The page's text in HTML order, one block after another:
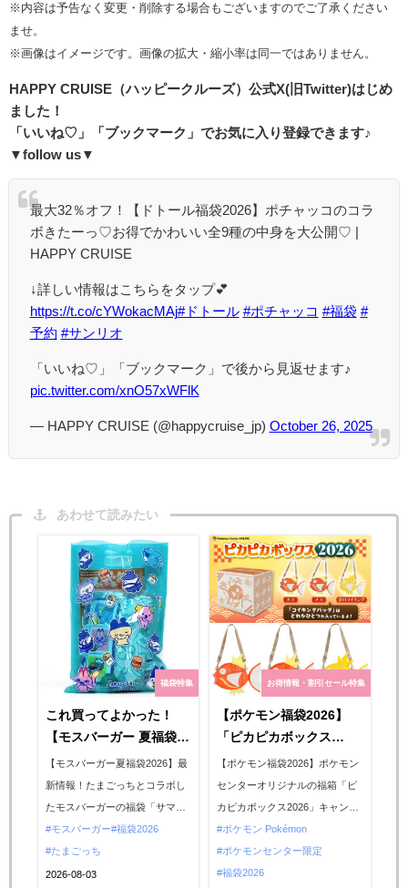
※内容は予告なく変更・削除する場合もございますのでご了承ください
ませ。
※画像はイメージです。画像の拡大・縮小率は同一ではありません。
HAPPY CRUISE（ハッピークルーズ） 公式X( 旧Twitter)はじめ
ました！
「いいね♡」「ブックマーク」でお気に入り登録できます♪
▼follow us▼
最大32％オフ！【ドトール福袋2026】ポチャッコのコラ
ボきたーっ♡お得でかわいい全9種の中身を大公開♡ |
HAPPY CRUISE
↓詳しい情報はこちらをタップ💕
https://t.co/cYWokacMAj#ドトール #ポチャッコ #福袋 #
予約 #サンリオ
「いいね♡」「ブックマーク」で後から見返せます♪
pic.twitter.com/xnO57xWFlK
— HAPPY CRUISE (@happycruise_jp) October 26, 2025
あわせて読みたい
福袋特集
これ買ってよかった！
【モスバーガー 夏福袋
2026】たまごっちグッズ
が実質無料！おトクでか
わいい中身を大公開♡
【モスバーガー夏福袋2026】最
新情報！たまごっちとコラボし
たモスバーガーの福袋「サマー
ラッキーバッグ」！予約購入で
ゲットしましたので詳しくレポ
します。販売相当額のお食事券
モスバーガー 福袋2026
たまごっち
2026-08-03
お得情報・割引セール特集
【ポケモン福袋2026】
「ピカピカボックス
2026」キャンセル分の再
販きたー♡ポケセンオン
ラインで抽選販売スター
ト！
【ポケモン福袋2026】ポケモン
センターオリジナルの福箱「ピ
カピカボックス2026」キャンセ
ル分の再販が決定！2026年1月
13日(火)10時00分〜2026年1月
16日(金)16時59分の期間中、ポ
ポケモン Pokémon
ポケモンセンター限定
福袋2026